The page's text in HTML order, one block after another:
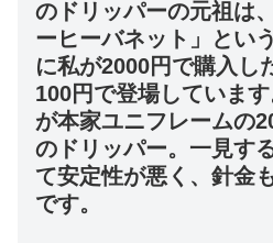
のドリッパーの元祖は
ーヒーバネット」とい
に私が2000円で購入し
100円で登場していま
が本家ユニフレームの
のドリッパー。一見す
て安定性が悪く、針金
です。